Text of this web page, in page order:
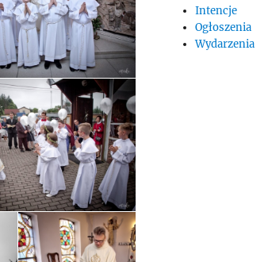
Intencje
Ogłoszenia
Wydarzenia